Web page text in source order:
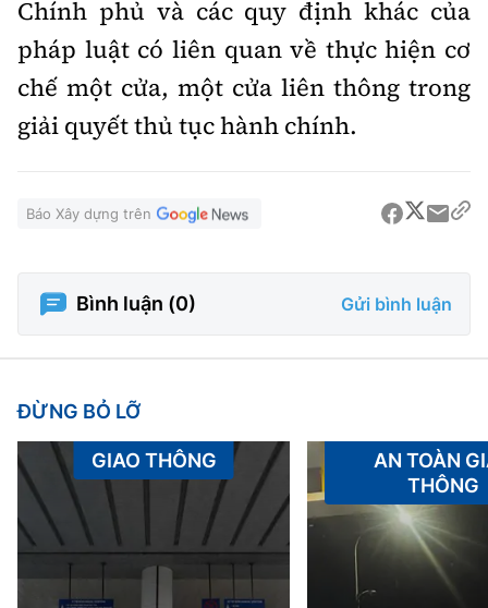
Chính phủ và các quy định khác của
pháp luật có liên quan về thực hiện cơ
chế một cửa, một cửa liên thông trong
giải quyết thủ tục hành chính.
Báo Xây dựng trên
Bình luận (0) Gửi bình luận
ĐỪNG BỎ LỠ
GIAO THÔNG
AN TOÀN
THÔNG